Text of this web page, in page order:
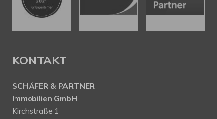
KONTAKT
SCHÄFER & PARTNER
Immobilien GmbH
Kirchstraße 1